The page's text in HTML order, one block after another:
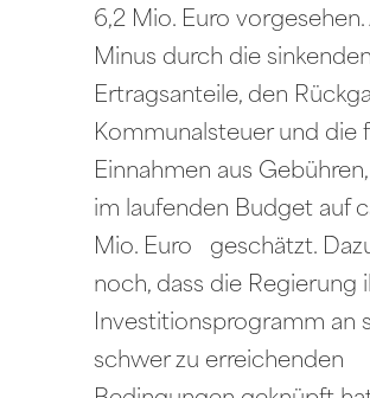
6,2 Mio. Euro vorgesehen.
Minus durch die sinkenden
Ertragsanteile, den
Kommunalsteuer und die
Einnahmen aus
im laufenden Budget auf
Mio. Euro geschätzt.
noch, dass die Regierung
Investitionsprogramm an
schwer zu erreichenden